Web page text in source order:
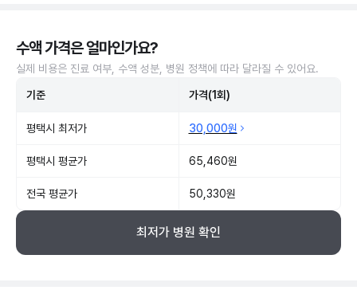
수액 가격은 얼마인가요?
실제 비용은 진료 여부, 수액 성분, 병원 정책에 따라 달라질 수 있어요.
기준 가격(1회)
평택시 최저가 30,000원
평택시 평균가 65,460원
전국 평균가 50,330원
최저가 병원 확인